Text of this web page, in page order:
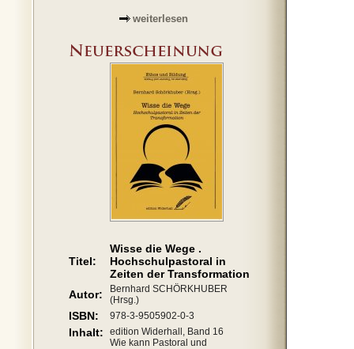
weiterlesen
Titel:
Wisse die Wege .
Hochschulpastoral in
Zeiten der Transformation
Autor:
Bernhard SCHÖRKHUBER
(Hrsg.)
ISBN: 978-3-9505902-0-3
Inhalt:
edition Widerhall, Band 16
Wie kann Pastoral und